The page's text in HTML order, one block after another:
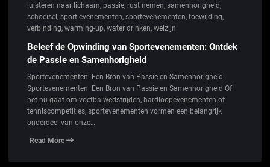
luisteren naar lichaam, passie, rust nemen, samenhorigheid,
schoeisel, sport evenementen, sportevenementen, toewijding,
verbinding, warming-up, water drinken, welzijn
Beleef de Opwinding van Sportevenementen: Ontdek
de Passie en Samenhorigheid
Sportevenementen: Een Bron van Passie en Samenhorigheid
Sportevenementen: Een Bron van Passie en Samenhorigheid Of
het nu gaat om voetbalwedstrijden, hardloopevenementen of
tenniscompetities, sportevenementen vormen een belangrijk
onderdeel van onze…
Read More